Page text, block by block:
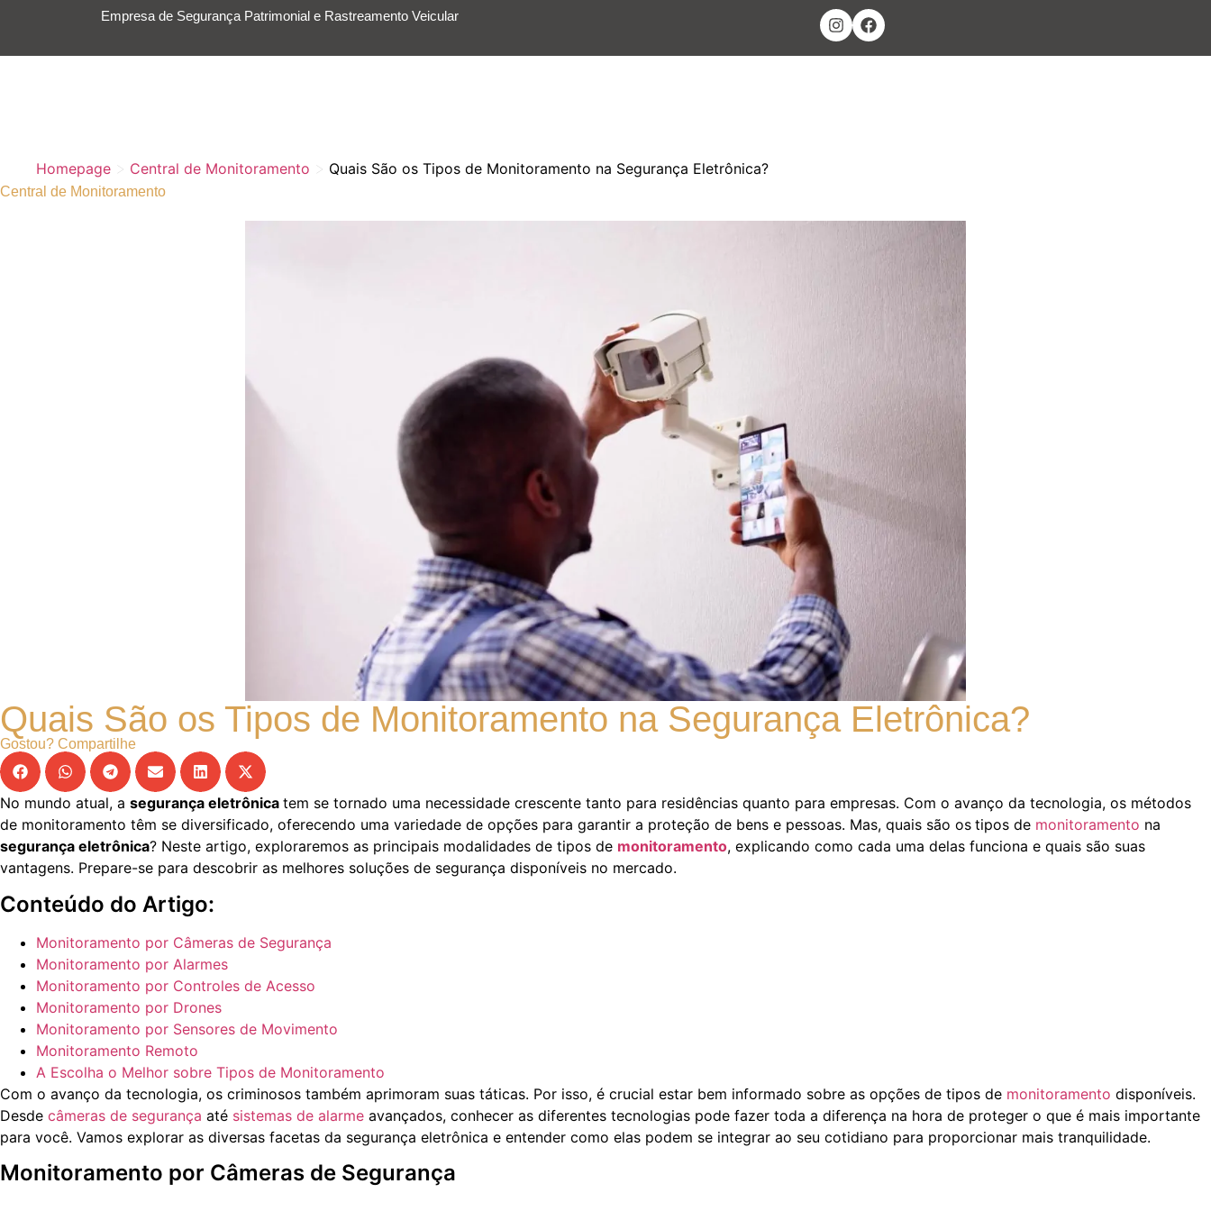
Empresa de Segurança Patrimonial e Rastreamento Veicular
Homepage > Central de Monitoramento > Quais São os Tipos de Monitoramento na Segurança Eletrônica?
Central de Monitoramento
Quais São os Tipos de Monitoramento na Segurança Eletrônica?
Gostou? Compartilhe
No mundo atual, a segurança eletrônica tem se tornado uma necessidade crescente tanto para residências quanto para empresas. Com o avanço da tecnologia, os métodos
de monitoramento têm se diversificado, oferecendo uma variedade de opções para garantir a proteção de bens e pessoas. Mas, quais são os tipos de monitoramento na
segurança eletrônica? Neste artigo, exploraremos as principais modalidades de tipos de monitoramento, explicando como cada uma delas funciona e quais são suas
vantagens. Prepare-se para descobrir as melhores soluções de segurança disponíveis no mercado.
Conteúdo do Artigo:
Monitoramento por Câmeras de Segurança
Monitoramento por Alarmes
Monitoramento por Controles de Acesso
Monitoramento por Drones
Monitoramento por Sensores de Movimento
Monitoramento Remoto
A Escolha o Melhor sobre Tipos de Monitoramento
Com o avanço da tecnologia, os criminosos também aprimoram suas táticas. Por isso, é crucial estar bem informado sobre as opções de tipos de monitoramento disponíveis.
Desde câmeras de segurança até sistemas de alarme avançados, conhecer as diferentes tecnologias pode fazer toda a diferença na hora de proteger o que é mais importante
para você. Vamos explorar as diversas facetas da segurança eletrônica e entender como elas podem se integrar ao seu cotidiano para proporcionar mais tranquilidade.
Monitoramento por Câmeras de Segurança